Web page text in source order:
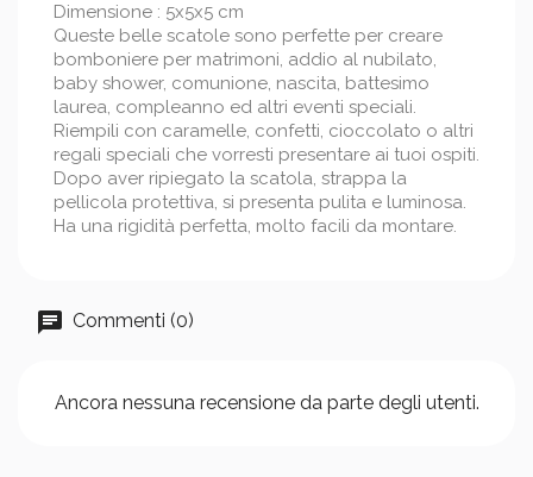
Dimensione : 5x5x5 cm
Queste belle scatole sono perfette per creare
bomboniere per matrimoni, addio al nubilato,
baby shower, comunione, nascita, battesimo
laurea, compleanno ed altri eventi speciali.
Riempili con caramelle, confetti, cioccolato o altri
regali speciali che vorresti presentare ai tuoi ospiti.
Dopo aver ripiegato la scatola, strappa la
pellicola protettiva, si presenta pulita e luminosa.
Ha una rigidità perfetta, molto facili da montare.
Commenti (0)
Ancora nessuna recensione da parte degli utenti.